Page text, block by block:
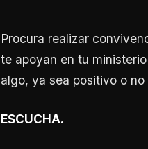
Procura realizar
te apoyan en tu
algo, ya sea positivo o
ESCUCHA.